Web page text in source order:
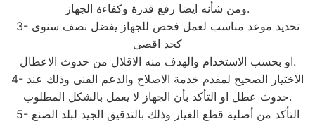
ومن شأنه ايضا رفع قدرة وكفاءة الجهاز.
3- تحديد موعد مناسب لعمل فحص للجهاز يفضل نصف سنوى
كحد اقصى
او بحسب الاستخدام والهدف منه الاقلال من حدوث الاعطال.
4- الاختيار الصحيح لمقدم خدمة الاصلاح والدعم الفنى وذلك عند
حدوث عطل او التأكد بأن الجهاز لا يعمل بالشكل المطلوب.
5- التأكد من أصلية قطع الغيار وذلك بالتدقيق الجيد لبلد الصنع